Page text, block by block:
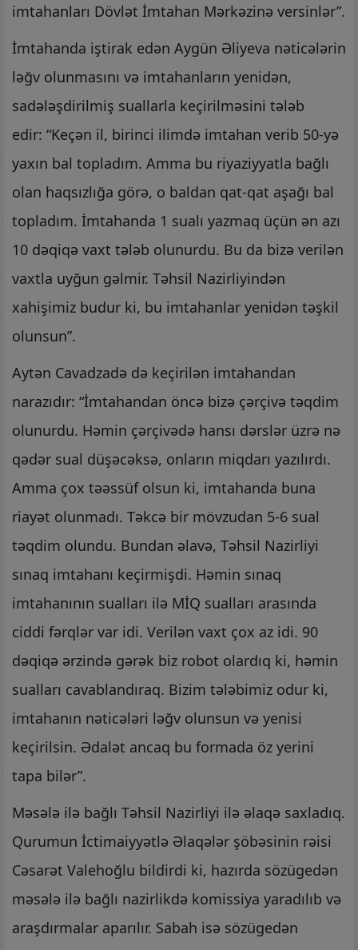
imtahanları Dövlət İmtahan Mərkəzinə versinlər”.
İmtahanda iştirak edən Aygün Əliyeva nəticələrin
ləğv olunmasını və imtahanların yenidən,
sadələşdirilmiş suallarla keçirilməsini tələb
edir: “Keçən il, birinci ilimdə imtahan verib 50-yə
yaxın bal topladım. Amma bu riyaziyyatla bağlı
olan haqsızlığa görə, o baldan qat-qat aşağı bal
topladım. İmtahanda 1 sualı yazmaq üçün ən azı
10 dəqiqə vaxt tələb olunurdu. Bu da bizə verilən
vaxtla uyğun gəlmir. Təhsil Nazirliyindən
xahişimiz budur ki, bu imtahanlar yenidən təşkil
olunsun”.
Aytən Cavadzadə də keçirilən imtahandan
narazıdır: “İmtahandan öncə bizə çərçivə təqdim
olunurdu. Həmin çərçivədə hansı dərslər üzrə nə
qədər sual düşəcəksə, onların miqdarı yazılırdı.
Amma çox təəssüf olsun ki, imtahanda buna
riayət olunmadı. Təkcə bir mövzudan 5-6 sual
təqdim olundu. Bundan əlavə, Təhsil Nazirliyi
sınaq imtahanı keçirmişdi. Həmin sınaq
imtahanının sualları ilə MİQ sualları arasında
ciddi fərqlər var idi. Verilən vaxt çox az idi. 90
dəqiqə ərzində gərək biz robot olardıq ki, həmin
sualları cavablandıraq. Bizim tələbimiz odur ki,
imtahanın nəticələri ləğv olunsun və yenisi
keçirilsin. Ədalət ancaq bu formada öz yerini
tapa bilər”.
Məsələ ilə bağlı Təhsil Nazirliyi ilə əlaqə saxladıq.
Qurumun İctimaiyyətlə Əlaqələr şöbəsinin rəisi
Cəsarət Valehoğlu bildirdi ki, hazırda sözügedən
məsələ ilə bağlı nazirlikdə komissiya yaradılıb və
araşdırmalar aparılır. Sabah isə sözügedən